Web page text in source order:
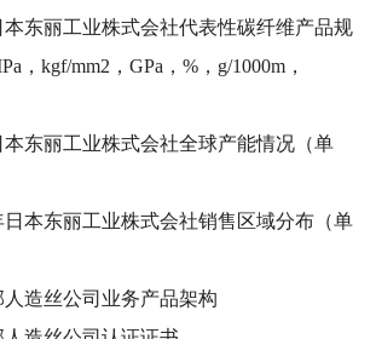
本东丽工业株式会社代表性碳纤维产品规
，kgf/mm2，GPa，%，g/1000m，
本东丽工业株式会社全球产能情况（单
日本东丽工业株式会社销售区域分布（单
人造丝公司业务产品架构